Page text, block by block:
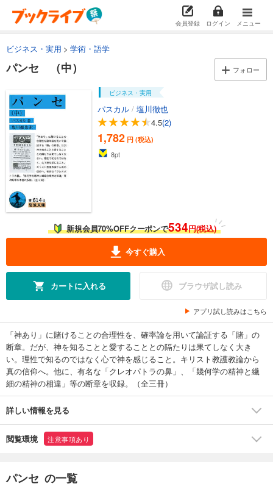
会員登録 ログイン メニュー
ビジネス・実用 学術・語学
パンセ （中） フォロー
ビジネス・実用
パスカル / 塩川徹也
4.5(2)
1,782 円 (税込)
8pt
新規会員70%OFFクーポンで534円(税込)
今すぐ購入
カートに入れる ブラウザ試し読み
アプリ試し読みはこちら
「神あり」に賭けることの合理性を、確率論を用いて論証する「賭」の
断章。だが、神を知ることと愛することとの隔たりは果てしなく大き
い。理性で知るのではなく心で神を感じること。キリスト教護教論から
真の信仰へ。他に、有名な「クレオパトラの鼻」、「幾何学の精神と繊
細の精神の相違」等の断章を収録。（全三冊）
詳しい情報を見る
閲覧環境 注意事項あり
パンセ の一覧